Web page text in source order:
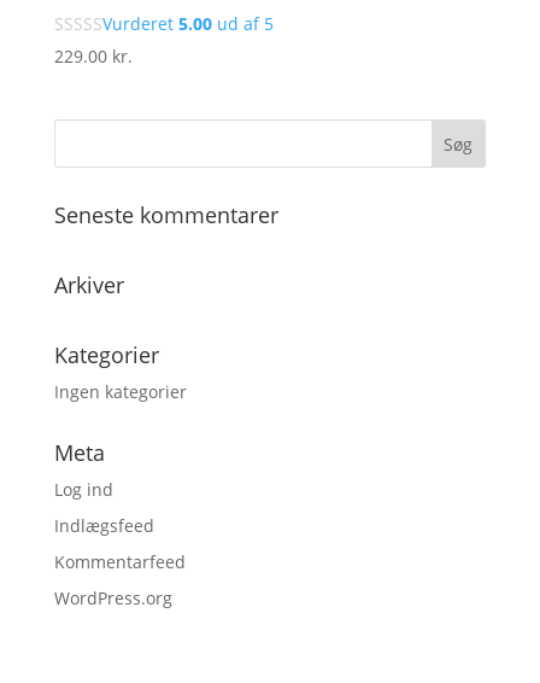
Vurderet 5.00ud af 5
229.00 kr.
Seneste kommentarer
Arkiver
Kategorier
Ingen kategorier
Meta
Log ind
Indlægsfeed
Kommentarfeed
WordPress.org